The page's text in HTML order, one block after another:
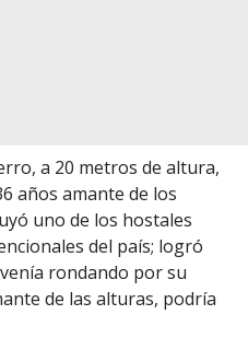
a 20 metros de altura,
años amante de los
uno de los hostales
del país; logró
rondando por su
de las alturas, podría